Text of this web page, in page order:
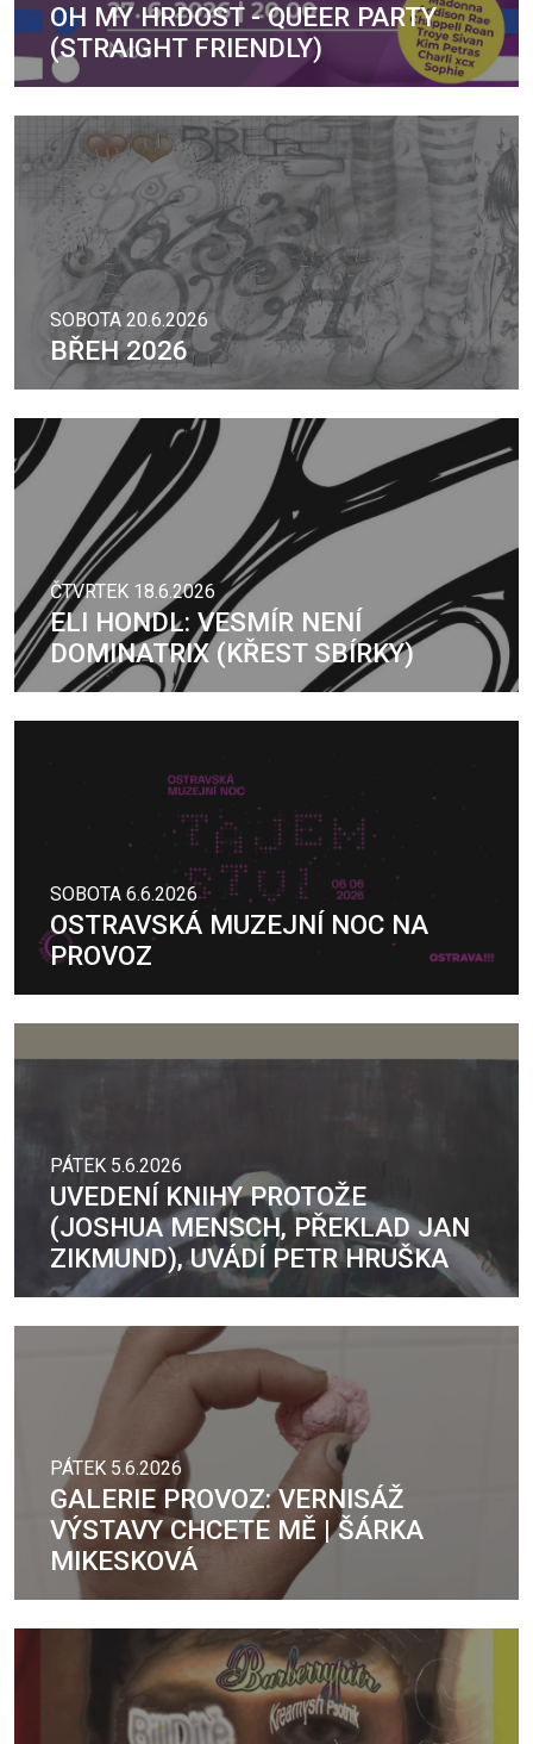
OH MY HRDOST - QUEER PARTY
(STRAIGHT FRIENDLY)
SOBOTA 20.6.2026
BŘEH 2026
ČTVRTEK 18.6.2026
ELI HONDL: VESMÍR NENÍ
DOMINATRIX (KŘEST SBÍRKY)
SOBOTA 6.6.2026
OSTRAVSKÁ MUZEJNÍ NOC NA
PROVOZ
PÁTEK 5.6.2026
UVEDENÍ KNIHY PROTOŽE
(JOSHUA MENSCH, PŘEKLAD JAN
ZIKMUND), UVÁDÍ PETR HRUŠKA
PÁTEK 5.6.2026
GALERIE PROVOZ: VERNISÁŽ
VÝSTAVY CHCETE MĚ | ŠÁRKA
MIKESKOVÁ